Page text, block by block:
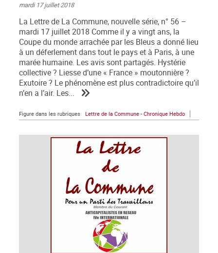
mardi 17 juillet 2018
La Lettre de La Commune, nouvelle série, n° 56 –
mardi 17 juillet 2018 Comme il y a vingt ans, la
Coupe du monde arrachée par les Bleus a donné lieu
à un déferlement dans tout le pays et à Paris, à une
marée humaine. Les avis sont partagés. Hystérie
collective ? Liesse d’une « France » moutonnière ?
Exutoire ? Le phénomène est plus contradictoire qu’il
n’en a l’air. Les...
Figure dans les rubriques Lettre de la Commune - Chronique Hebdo